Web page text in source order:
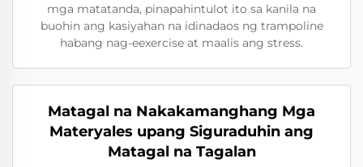
mga matatanda, pinapahintulot ito sa kanila na
buohin ang kasiyahan na idinadaos ng trampoline
habang nag-eexercise at maalis ang stress.
Matagal na Nakakamanghang Mga
Materyales upang Siguraduhin ang
Matagal na Tagalan